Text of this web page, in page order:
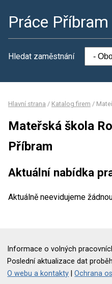
Práce Příbram
Hledat zaměstnání
Hlavní strana / Katalog firem /
Mateřská škola
Příbram
Aktuální nabídka
Aktuálně neevidujeme
Informace o volných
Poslední aktualizace dat
O webu a kontakty |Ochrana